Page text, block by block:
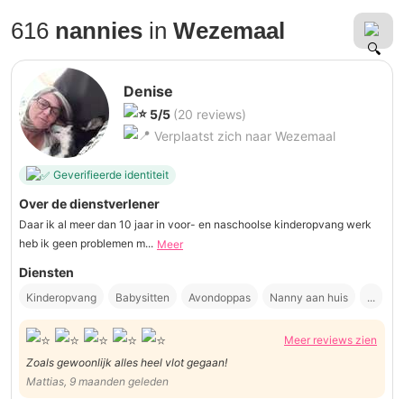
616 nannies in Wezemaal
Denise
5/5 (20 reviews)
Verplaatst zich naar Wezemaal
Geverifieerde identiteit
Over de dienstverlener
Daar ik al meer dan 10 jaar in voor- en naschoolse kinderopvang werk
heb ik geen problemen m... Meer
Diensten
Kinderopvang Babysitten Avondoppas Nanny aan huis ...
Meer reviews zien
Zoals gewoonlijk alles heel vlot gegaan!
Mattias, 9 maanden geleden